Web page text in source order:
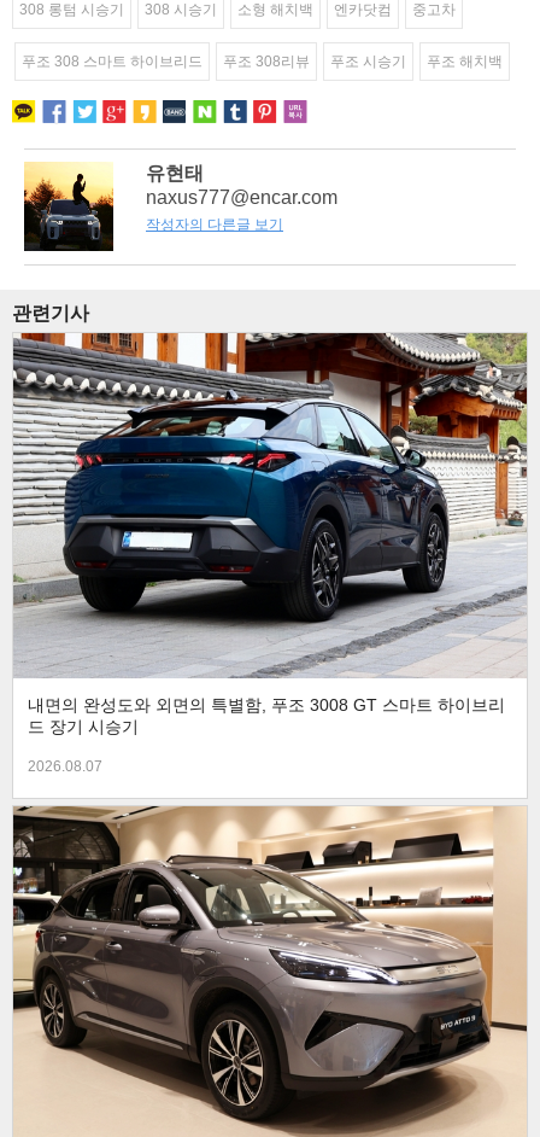
308 롱텀 시승기 308 시승기 소형 해치백 엔카닷컴 중고차
푸조 308 스마트 하이브리드 푸조 308리뷰 푸조 시승기 푸조 해치백
유현태
naxus777@encar.com
작성자의 다른글 보기
관련기사
내면의 완성도와 외면의 특별함, 푸조 3008 GT 스마트 하이브리
드 장기 시승기
2026.08.07